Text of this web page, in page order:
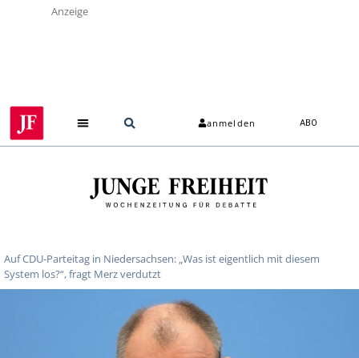
Anzeige
anmelden ABO
Auf CDU-Parteitag in Niedersachsen: „Was ist eigentlich mit diesem
System los?“, fragt Merz verdutzt